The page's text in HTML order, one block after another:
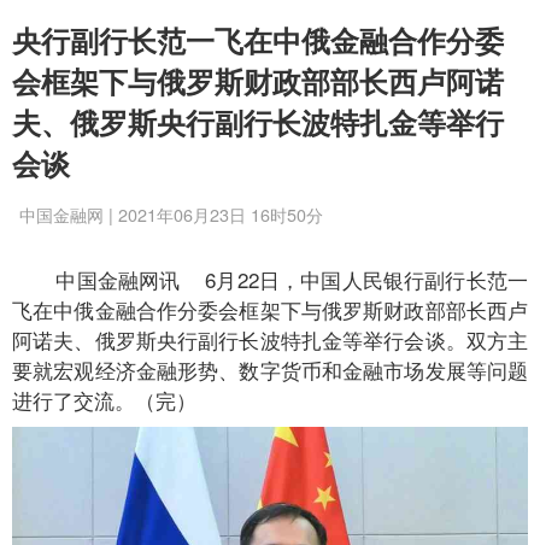
央行副行长范一飞在中俄金融合作分委
会框架下与俄罗斯财政部部长西卢阿诺
夫、俄罗斯央行副行长波特扎金等举行
会谈
中国金融网 | 2021年06月23日 16时50分
中国金融网讯 6月22日，中国人民银行副行长范一
飞在中俄金融合作分委会框架下与俄罗斯财政部部长西卢
阿诺夫、俄罗斯央行副行长波特扎金等举行会谈。双方主
要就宏观经济金融形势、数字货币和金融市场发展等问题
进行了交流。（完）